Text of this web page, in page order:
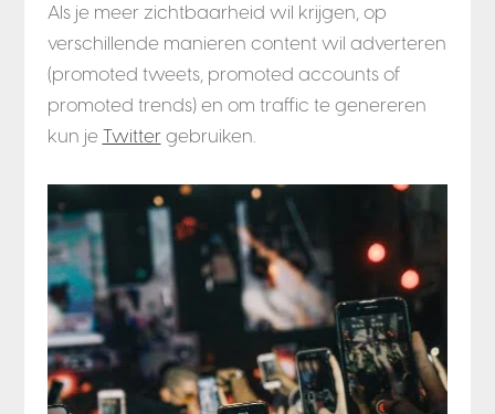
Als je meer zichtbaarheid wil krijgen, op
verschillende manieren content wil adverteren
(promoted tweets, promoted accounts of
promoted trends) en om traffic te genereren
kun je Twittergebruiken.